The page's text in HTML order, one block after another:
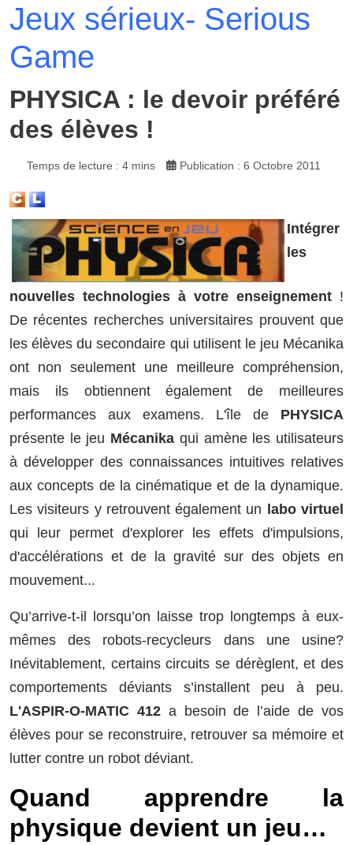
Jeux sérieux- Serious
Game
PHYSICA : le devoir préféré
des élèves !
Temps de lecture : 4 mins Publication : 6 Octobre 2011
Intégrer
les
nouvelles technologies à votre enseignement !
De récentes recherches universitaires prouvent que
les élèves du secondaire qui utilisent le jeu Mécanika
ont non seulement une meilleure compréhension,
mais ils obtiennent également de meilleures
performances aux examens. L'île de PHYSICA
présente le jeu Mécanika qui amène les utilisateurs
à développer des connaissances intuitives relatives
aux concepts de la cinématique et de la dynamique.
Les visiteurs y retrouvent également un labo virtuel
qui leur permet d'explorer les effets d'impulsions,
d'accélérations et de la gravité sur des objets en
mouvement...
Qu’arrive-t-il lorsqu’on laisse trop longtemps à eux-
mêmes des robots-recycleurs dans une usine?
Inévitablement, certains circuits se dérèglent, et des
comportements déviants s’installent peu à peu.
L'ASPIR-O-MATIC 412a besoin de l’aide de vos
élèves pour se reconstruire, retrouver sa mémoire et
lutter contre un robot déviant.
Quand apprendre la
physique devient un jeu…